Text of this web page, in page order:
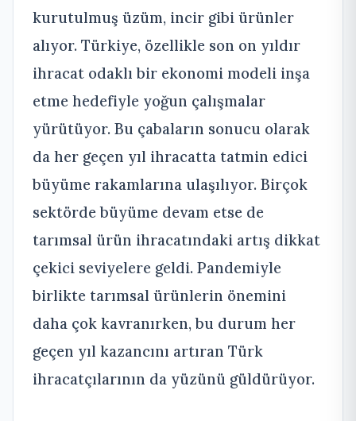
kurutulmuş üzüm, incir gibi ürünler
alıyor. Türkiye, özellikle son on yıldır
ihracat odaklı bir ekonomi modeli inşa
etme hedefiyle yoğun çalışmalar
yürütüyor. Bu çabaların sonucu olarak
da her geçen yıl ihracatta tatmin edici
büyüme rakamlarına ulaşılıyor. Birçok
sektörde büyüme devam etse de
tarımsal ürün ihracatındaki artış dikkat
çekici seviyelere geldi. Pandemiyle
birlikte tarımsal ürünlerin önemini
daha çok kavranırken, bu durum her
geçen yıl kazancını artıran Türk
ihracatçılarının da yüzünü güldürüyor.